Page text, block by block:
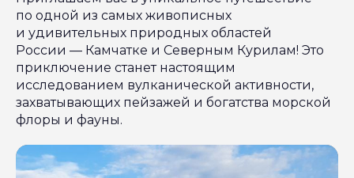
по одной из самых живописных
и удивительных природных областей
России — Камчатке и Северным Курилам! Это
приключение станет настоящим
исследованием вулканической активности,
захватывающих пейзажей и богатства морской
флоры и фауны.